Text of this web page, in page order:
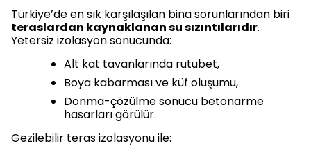
Türkiye’de en sık karşılaşılan bina sorunlarından biri
teraslardan kaynaklanan su sızıntılarıdır.
Yetersiz izolasyon sonucunda:
Alt kat tavanlarında rutubet,
Boya kabarması ve küf oluşumu,
Donma-çözülme sonucu betonarme
hasarları görülür.
Gezilebilir teras izolasyonu ile: